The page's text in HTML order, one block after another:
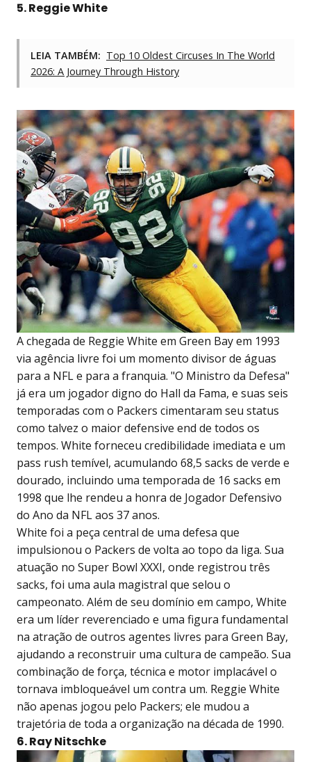
5. Reggie White
LEIA TAMBÉM: Top 10 Oldest Circuses In The World
2026: A Journey Through History
A chegada de Reggie White em Green Bay em 1993
via agência livre foi um momento divisor de águas
para a NFL e para a franquia. "O Ministro da Defesa"
já era um jogador digno do Hall da Fama, e suas seis
temporadas com o Packers cimentaram seu status
como talvez o maior defensive end de todos os
tempos. White forneceu credibilidade imediata e um
pass rush temível, acumulando 68,5 sacks de verde e
dourado, incluindo uma temporada de 16 sacks em
1998 que lhe rendeu a honra de Jogador Defensivo
do Ano da NFL aos 37 anos.
White foi a peça central de uma defesa que
impulsionou o Packers de volta ao topo da liga. Sua
atuação no Super Bowl XXXI, onde registrou três
sacks, foi uma aula magistral que selou o
campeonato. Além de seu domínio em campo, White
era um líder reverenciado e uma figura fundamental
na atração de outros agentes livres para Green Bay,
ajudando a reconstruir uma cultura de campeão. Sua
combinação de força, técnica e motor implacável o
tornava imbloqueável um contra um. Reggie White
não apenas jogou pelo Packers; ele mudou a
trajetória de toda a organização na década de 1990.
6. Ray Nitschke